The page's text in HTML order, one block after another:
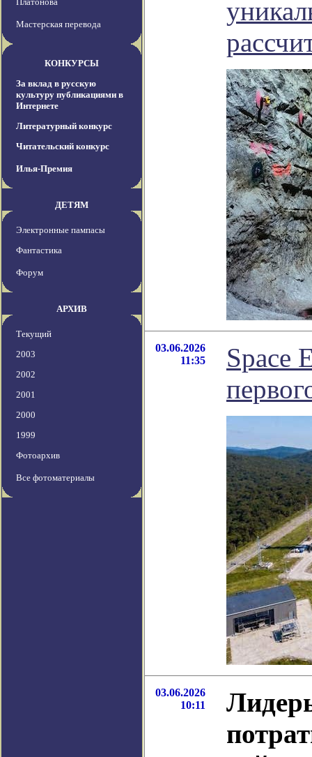
Мастерская перевода
КОНКУРСЫ
За вклад в русскую
культуру публикациями в
Интернете
Литературный конкурс
Читательский конкурс
Илья-Премия
ДЕТЯМ
Электронные пампасы
Фантастика
Форум
АРХИВ
Текущий
2003
2002
2001
2000
1999
Фотоархив
Все фотоматериалы
03.06.2026
11:35
Space
03.06.2026
10:11